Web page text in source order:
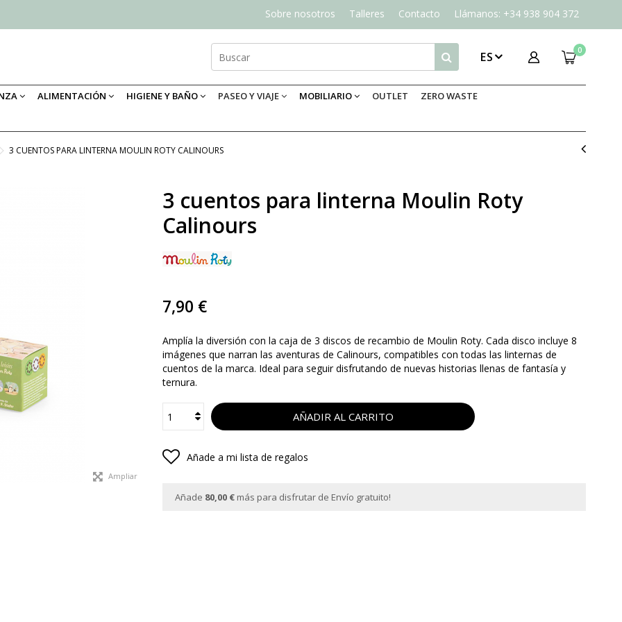
Sobre nosotros Talleres Contacto Llámanos: +34 938 904 372
0
ES
ALIMENTACIÓN HIGIENE Y BAÑO PASEO Y VIAJE MOBILIARIO OUTLET ZERO WASTE
3 CUENTOS PARA LINTERNA MOULIN ROTY CALINOURS
Ampliar
3 cuentos para linterna Moulin Roty
Calinours
7,90 €
Amplía la diversión con la caja de 3 discos de recambio de Moulin Roty. Cada disco incluye 8
imágenes que narran las aventuras de Calinours, compatibles con todas las linternas de
cuentos de la marca. Ideal para seguir disfrutando de nuevas historias llenas de fantasía y
ternura.
AÑADIR AL CARRITO
Añade a mi lista de regalos
Añade 80,00 € más para disfrutar de Envío gratuito!